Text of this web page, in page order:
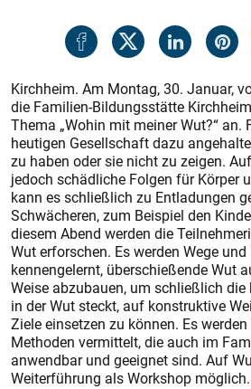
Kirchheim. Am Montag, 30. Januar,
die Familien-Bildungsstätte
Thema „Wohin mit meiner Wut?“ an.
heutigen Gesellschaft dazu
zu haben oder sie nicht zu zeigen.
jedoch schädliche Folgen für Körper
kann es schließlich zu Entladungen
Schwächeren, zum Beispiel den
diesem Abend werden die
Wut erforschen. Es werden Wege
kennengelernt, überschießende Wut
Weise abzubauen, um schließlich die
in der Wut steckt, auf konstruktive
Ziele einsetzen zu können. Es
Methoden vermittelt, die auch im
anwendbar und geeignet sind. Auf
Weiterführung als Workshop möglich.